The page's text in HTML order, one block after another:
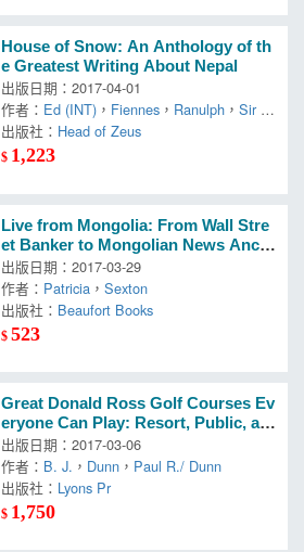
House of Snow: An Anthology of th
e Greatest Writing About Nepal
出版日期：2017-04-01
作者： Ed (INT) ， Fiennes ， Ranulph ，Sir (F
RW)/ Douglas
出版社： Head of Zeus
$ 1,223
Live from Mongolia: From Wall Stre
et Banker to Mongolian News Anch
or
出版日期：2017-03-29
作者： Patricia ，Sexton
出版社： Beaufort Books
$523
Great Donald Ross Golf Courses Ev
eryone Can Play: Resort, Public, an
d Semi-Private
出版日期：2017-03-06
作者： B. J. ， Dunn ， Paul R./ Dunn
出版社： Lyons Pr
$ 1,750